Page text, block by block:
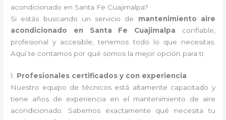
acondicionado en Santa Fe Cuajimalpa?
Si estás buscando un servicio de mantenimiento aire
acondicionado en Santa Fe Cuajimalpa confiable,
profesional y accesible, tenemos todo lo que necesitas.
Aquí te contamos por qué somos la mejor opción para ti:
1. Profesionales certificados y con experiencia
Nuestro equipo de técnicos está altamente capacitado y
tiene años de experiencia en el mantenimiento de aire
acondicionado. Sabemos exactamente qué necesita tu